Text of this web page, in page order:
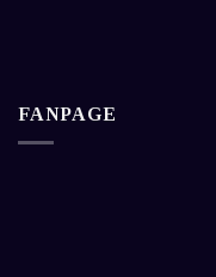
FANPAGE